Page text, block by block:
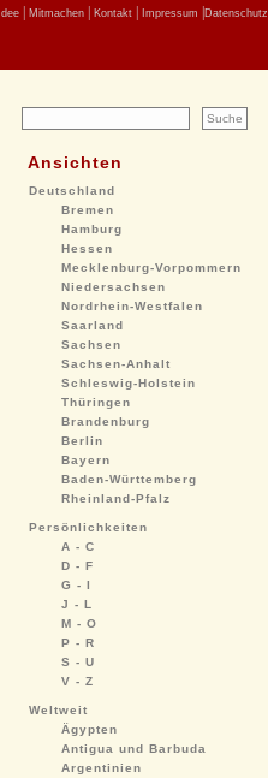
Idee Mitmachen Kontakt Impressum Datenschutz
Ansichten
Deutschland
Bremen
Hamburg
Hessen
Mecklenburg-Vorpommern
Niedersachsen
Nordrhein-Westfalen
Saarland
Sachsen
Sachsen-Anhalt
Schleswig-Holstein
Thüringen
Brandenburg
Berlin
Bayern
Baden-Württemberg
Rheinland-Pfalz
Persönlichkeiten
A - C
D - F
G - I
J - L
M - O
P - R
S - U
V - Z
Weltweit
Ägypten
Antigua und Barbuda
Argentinien